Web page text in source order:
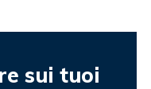
sui tuoi